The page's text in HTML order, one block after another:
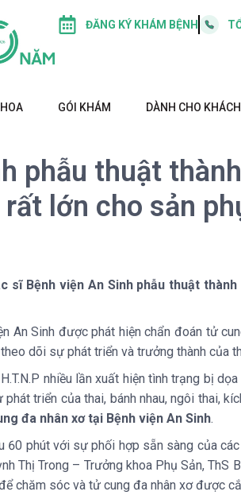
ĐĂNG KÝ KHÁM BỆNH
GÓI KHÁM DÀNH CHO
phẫu thuật
lớn cho sản
sĩ Bệnh viện An Sinh phẫu thuật
An Sinh được phát hiện chẩn đoán tử
dõi sự phát triển và trưởng thành của
nhiều lần xuất hiện tình trạng bị
triển của thai, bánh nhau, ngôi thai,
đa nhân xơ tại Bệnh viện An Sinh.
60 phút với sự phối hợp sẵn sàng của
Thị Trong – Trưởng khoa Phụ Sản,
chăm sóc và tử cung đa nhân xơ được